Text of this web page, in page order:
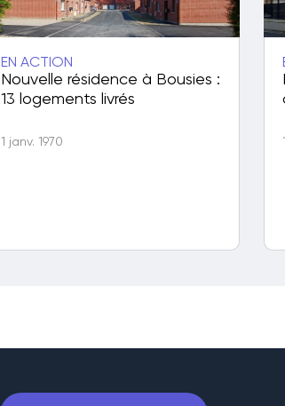
EN ACTION
Nouvelle résidence à Bousies :
13 logements livrés
1 janv. 1970